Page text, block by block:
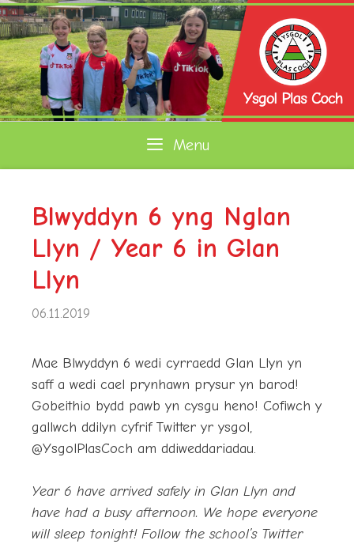
Skip
to
content
Menu
Blwyddyn 6 yng Nglan
Llyn / Year 6 in Glan
Llyn
06.11.2019
Mae Blwyddyn 6 wedi cyrraedd Glan Llyn yn
saff a wedi cael prynhawn prysur yn barod!
Gobeithio bydd pawb yn cysgu heno! Cofiwch y
gallwch ddilyn cyfrif Twitter yr ysgol,
@YsgolPlasCoch am ddiweddariadau.
Year 6 have arrived safely in Glan Llyn and
have had a busy afternoon. We hope everyone
will sleep tonight! Follow the school’s Twitter